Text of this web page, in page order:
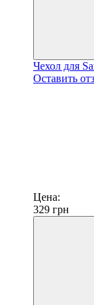
Чехол для
Оставить
Цена:
329 грн